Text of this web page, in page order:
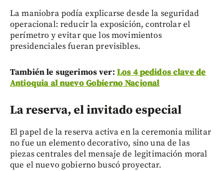
La maniobra podía explicarse desde la seguridad
operacional: reducir la exposición, controlar el
perímetro y evitar que los movimientos
presidenciales fueran previsibles.
También le sugerimos ver: Los 4 pedidos clave de
Antioquia al nuevo Gobierno Nacional
La reserva, el invitado especial
El papel de la reserva activa en la ceremonia militar
no fue un elemento decorativo, sino una de las
piezas centrales del mensaje de legitimación moral
que el nuevo gobierno buscó proyectar.